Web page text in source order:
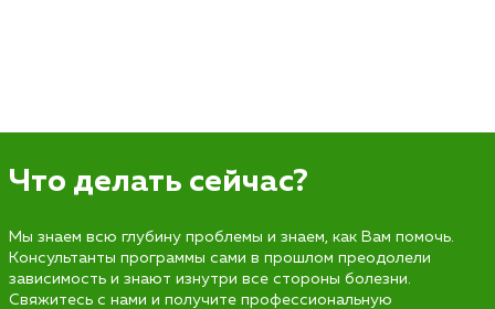
Что делать сейчас?
Мы знаем всю глубину проблемы и знаем, как Вам помочь.
Консультанты программы сами в прошлом преодолели
зависимость и знают изнутри все стороны болезни.
Свяжитесь с нами и получите профессиональную